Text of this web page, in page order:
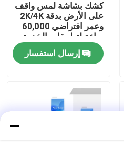
كشك بشاشة لمس واقف
على الأرض بدقة 2K/4K
وعمر افتراضي 60,000
ساعة لتطبيقات الخدمة
الذاتية
إرسال استفسار